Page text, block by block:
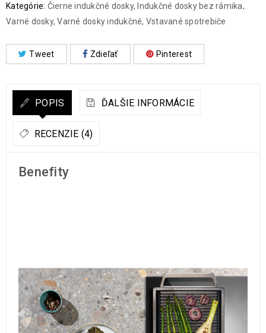
Kategórie: Čierne indukčné dosky, Indukčné dosky bez rámika,
Varné dosky,Varné dosky indukčné, Vstavané spotrebiče
Tweet Zdieľať Pinterest
POPIS ĎALŠIE INFORMÁCIE
RECENZIE (4)
Benefity